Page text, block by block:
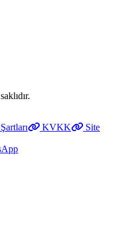
KVKK
Site